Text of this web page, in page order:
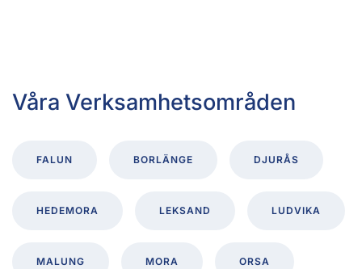
Våra Verksamhetsområden
FALUN BORLÄNGE DJURÅS
HEDEMORA LEKSAND LUDVIKA
MALUNG MORA ORSA